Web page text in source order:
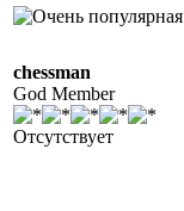
chessman
God Member
Отсутствует